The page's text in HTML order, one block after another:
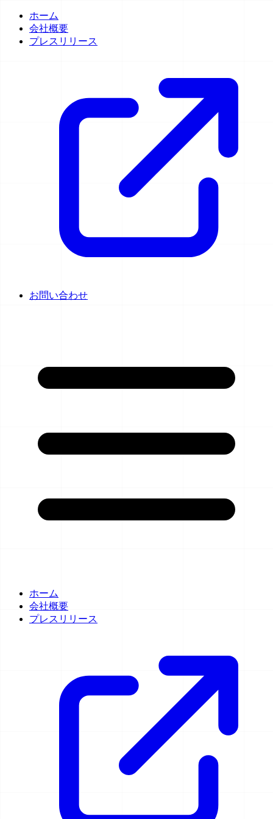
ホーム
会社概要
プレスリリース
お問い合わせ
ホーム
会社概要
プレスリリース